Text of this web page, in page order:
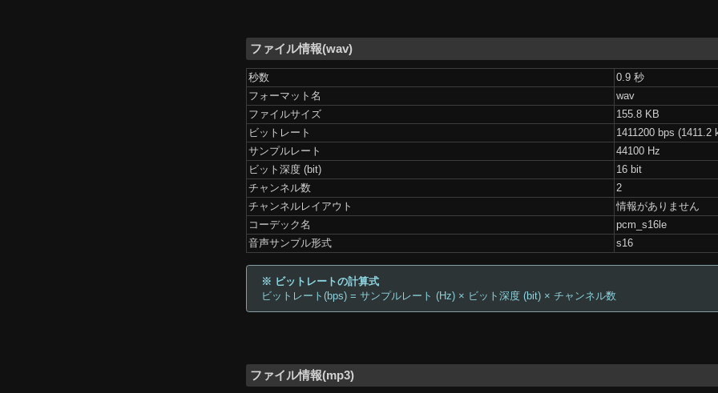
ファイル情報(wav)
秒数
0.9 秒
フォーマット名
wav
ファイルサイズ
155.8 KB
ビットレート
1411200 bps (1411.2
サンプルレート
44100 Hz
ビット深度 (bit)
16 bit
チャンネル数
2
チャンネルレイアウト
情報がありません
コーデック名
pcm_s16le
音声サンプル形式
s16
※ ビットレートの計算式
ビットレート(bps) = サンプルレート (Hz) × ビット深度 (bit) × チャンネル数
ファイル情報(mp3)